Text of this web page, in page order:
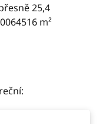
25,4
m²